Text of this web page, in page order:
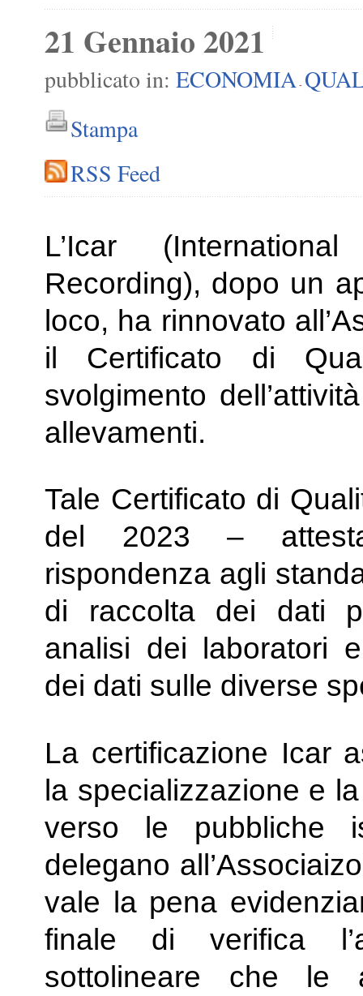
21 Gennaio 2021
pubblicato in: ECONOMIA -
Stampa
RSS Feed
L’Icar
Recording), dopo un
loco, ha rinnovato
il Certificato di
svolgimento
allevamenti.
Tale Certificato di
del 2023 –
rispondenza agli
di raccolta dei dati
analisi dei laboratori
dei dati sulle diverse
La certificazione Icar
la specializzazione e
verso le pubbliche
delegano
vale la pena
finale di verifica
sottolineare che le